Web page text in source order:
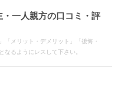
一人親方の口コミ・評
「メリット・デメリット」「後悔・
なるようにレスして下さい。